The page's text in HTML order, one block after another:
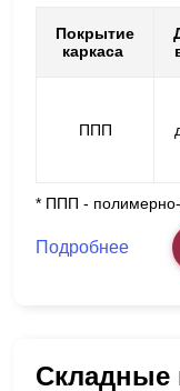
Покрытие
каркаса
ППП
* ППП -
Подробнее
Складные